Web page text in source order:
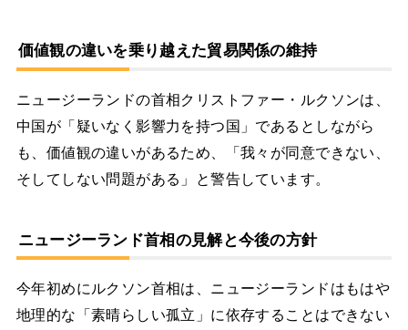
価値観の違いを乗り越えた貿易関係の維持
ニュージーランドの首相クリストファー・ルクソンは、
中国が「疑いなく影響力を持つ国」であるとしながら
も、価値観の違いがあるため、「我々が同意できない、
そしてしない問題がある」と警告しています。
ニュージーランド首相の見解と今後の方針
今年初めにルクソン首相は、ニュージーランドはもはや
地理的な「素晴らしい孤立」に依存することはできない